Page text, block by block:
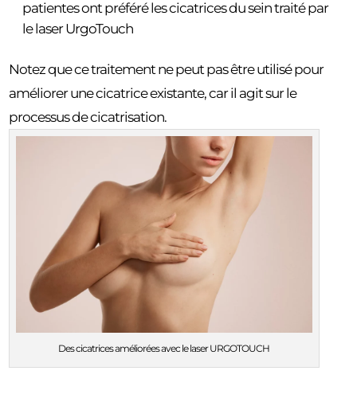
patientes ont préféré les cicatrices du sein traité par
le laser UrgoTouch
Notez que ce traitement ne peut pas être utilisé pour
améliorer une cicatrice existante, car il agit sur le
processus de cicatrisation.
Des cicatrices améliorées avec le laser URGOTOUCH